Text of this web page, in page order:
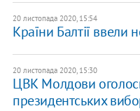
20 листопада 2020, 15:54
Країни Балтії ввели
20 листопада 2020, 15:30
ЦВК Молдови
президентських